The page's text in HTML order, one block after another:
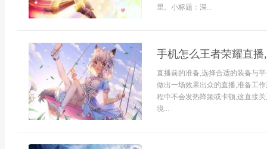
里。小标题：深...
手机怎么王者荣耀直
直播前的准备,选择合适的装备与
做出一场效果出众的直播,准备工
程中不会发热降频或卡顿,这直接
境...